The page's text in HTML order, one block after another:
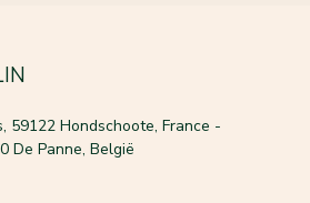
59122 Hondschoote, France -
De Panne, België